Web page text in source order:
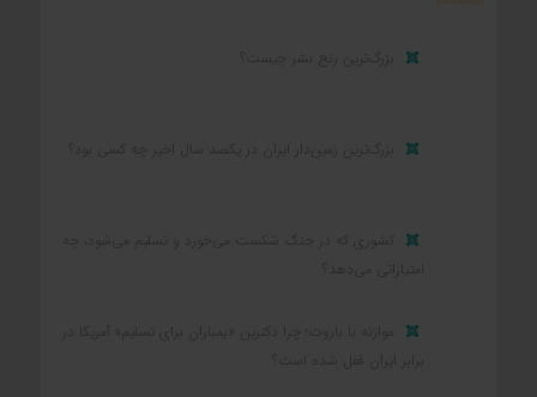
بزرگ‌ترین رنج بشر چیست؟
بزرگ‌ترین زمین‌دار ایران در یکصد سال اخیر چه کسی بود؟
کشوری که در جنگ شکست می‌خورد و تسلیم می‌شود، چه
امتیازاتی می‌دهد؟
موازنه با باروت؛ چرا دکترین «بمباران برای تسلیم» آمریکا در